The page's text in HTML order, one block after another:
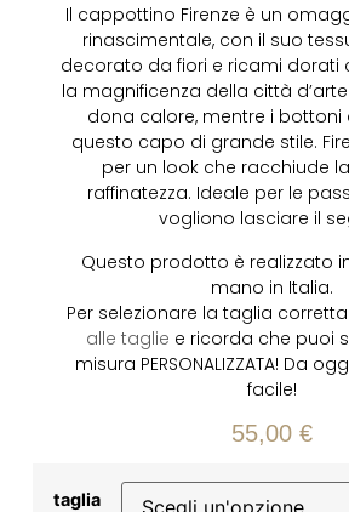
Il cappottino Firenze è un
rinascimentale, con il suo
decorato da fiori e ricami dorati
la magnificenza della città
dona calore, mentre i
questo capo di grande stile.
per un look che racchiude
raffinatezza. Ideale per le
vogliono lasciare il
Questo prodotto è realizzato
mano in Italia.
Per selezionare la taglia
alle taglie e ricorda che puoi
misura PERSONALIZZATA! Da
facile!
55,00 €
taglia